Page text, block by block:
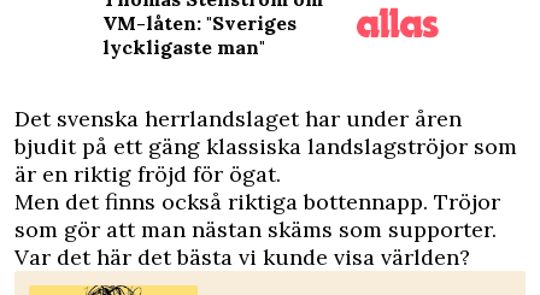
VM-låten: "Sveriges
lyckligaste man"
Det svenska herrlandslaget har under åren
bjudit på ett gäng klassiska landslagströjor som
är en riktig fröjd för ögat.
Men det finns också riktiga bottennapp. Tröjor
som gör att man nästan skäms som supporter.
Var det här det bästa vi kunde visa världen?